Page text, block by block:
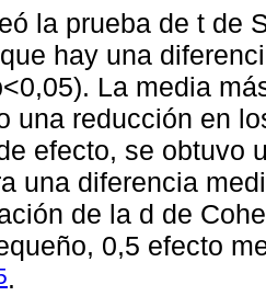
la prueba de t de
hay una
La media
una reducción en
efecto, se obtuvo
una diferencia
de la d de
0,5 efecto
.